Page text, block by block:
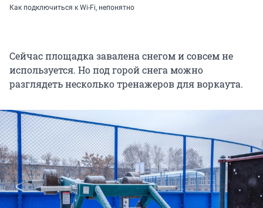
Как подключиться к Wi-Fi, непонятно
Сейчас площадка завалена снегом и совсем не
используется. Но под горой снега можно
разглядеть несколько тренажеров для воркаута.